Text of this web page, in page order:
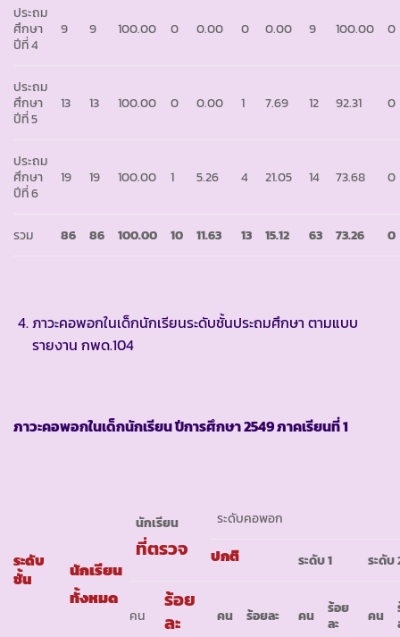
ประถม
ศึกษา
ปีที่ 4
9 9 100.00 0 0.00 0 0.00 9 100.00 0
ประถม
ศึกษา
ปีที่ 5
13 13 100.00 0 0.00 1 7.69 12 92.31 0
ประถม
ศึกษา
ปีที่ 6
19 19 100.00 1 5.26 4 21.05 14 73.68 0
รวม 86 86 100.00 10 11.63 13 15.12 63 73.26 0
ภาวะคอพอกในเด็กนักเรียนระดับชั้นประถมศึกษา ตามแบบ
รายงาน กพด.104
ภาวะคอพอกในเด็กนักเรียน ปีการศึกษา2549 ภาคเรียนที่ 1
ระดับ
ชั้น
นักเรียน
ทั้งหมด
นักเรียน
ที่ตรวจ
ระดับคอพอก
ปกติ ระดับ1 ระดับ
คน
ร้อย
ละ
คน ร้อยละ คน
ร้อย
ละ
คน